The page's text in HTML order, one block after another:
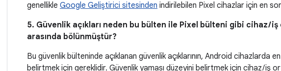
genellikle Google Geliştirici sitesinden indirilebilen Pixel cihazlar için en
5. Güvenlik açıkları neden bu bülten ile Pixel bülteni gibi cihaz /
arasında bölünmüştür?
Bu güvenlik bülteninde açıklanan güvenlik açıklarının, Android cihazlarda
belirtmek için gereklidir. Güvenlik yaması düzeyini belirtmek için cihaz / iş